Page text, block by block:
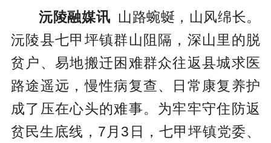
沅陵融媒讯 山路蜿蜒，山风绵长。
沅陵县七甲坪镇群山阻隔，深山里的脱
贫户、易地搬迁困难群众往返县城求医
路途遥远，慢性病复查、日常康复养护
成了压在心头的难事。为牢牢守住防返
贫民生底线，7月3日，七甲坪镇党委、